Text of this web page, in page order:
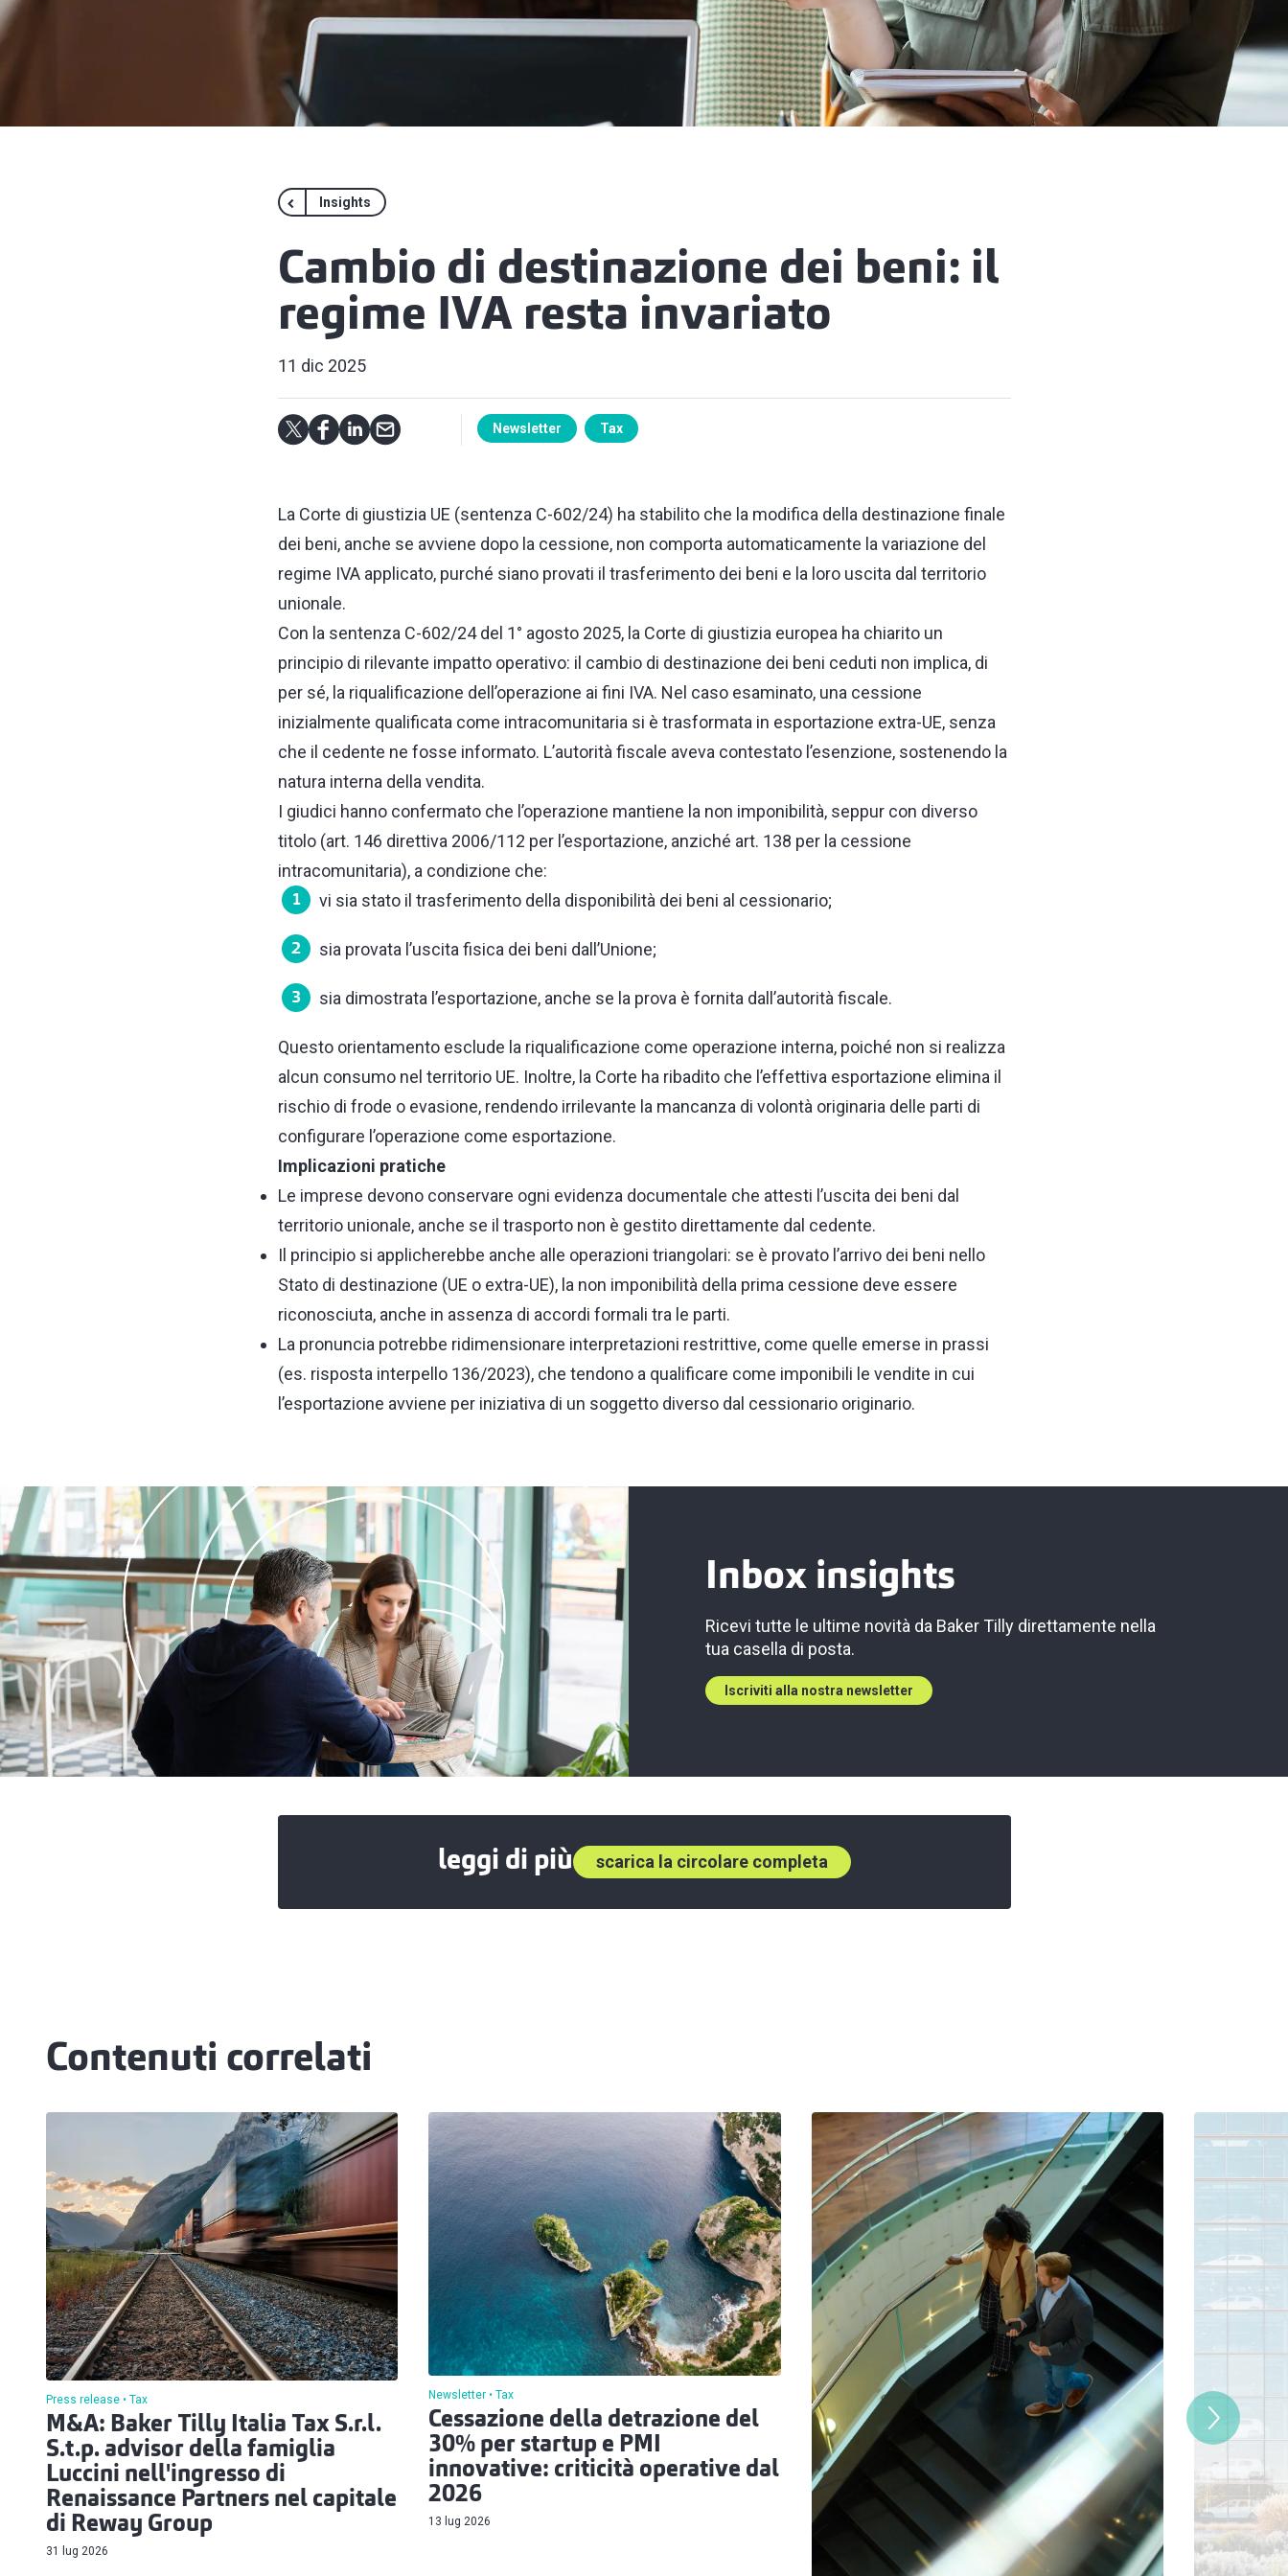
Insights
Cambio di destinazione dei beni: il
regime IVA resta invariato
11 dic 2025
Newsletter Tax
La Corte di giustizia UE (sentenza C-602/24) ha stabilito che la modifica della destinazione finale
dei beni, anche se avviene dopo la cessione, non comporta automaticamente la variazione del
regime IVA applicato, purché siano provati il trasferimento dei beni e la loro uscita dal territorio
unionale.
Con la sentenza C-602/24 del 1° agosto 2025, la Corte di giustizia europea ha chiarito un
principio di rilevante impatto operativo: il cambio di destinazione dei beni ceduti non implica, di
per sé, la riqualificazione dell’operazione ai fini IVA. Nel caso esaminato, una cessione
inizialmente qualificata come intracomunitaria si è trasformata in esportazione extra-UE, senza
che il cedente ne fosse informato. L’autorità fiscale aveva contestato l’esenzione, sostenendo la
natura interna della vendita.
I giudici hanno confermato che l’operazione mantiene la non imponibilità, seppur con diverso
titolo (art. 146 direttiva 2006/112 per l’esportazione, anziché art. 138 per la cessione
intracomunitaria), a condizione che:
vi sia stato il trasferimento della disponibilità dei beni al cessionario;
sia provata l’uscita fisica dei beni dall’Unione;
sia dimostrata l’esportazione, anche se la prova è fornita dall’autorità fiscale.
Questo orientamento esclude la riqualificazione come operazione interna, poiché non si realizza
alcun consumo nel territorio UE. Inoltre, la Corte ha ribadito che l’effettiva esportazione elimina il
rischio di frode o evasione, rendendo irrilevante la mancanza di volontà originaria delle parti di
configurare l’operazione come esportazione.
Implicazioni pratiche
Le imprese devono conservare ogni evidenza documentale che attesti l’uscita dei beni dal
territorio unionale, anche se il trasporto non è gestito direttamente dal cedente.
Il principio si applicherebbe anche alle operazioni triangolari: se è provato l’arrivo dei beni nello
Stato di destinazione (UE o extra-UE), la non imponibilità della prima cessione deve essere
riconosciuta, anche in assenza di accordi formali tra le parti.
La pronuncia potrebbe ridimensionare interpretazioni restrittive, come quelle emerse in prassi
(es. risposta interpello 136/2023), che tendono a qualificare come imponibili le vendite in cui
l’esportazione avviene per iniziativa di un soggetto diverso dal cessionario originario.
Inbox insights
Ricevi tutte le ultime novità da Baker Tilly direttamente nella
tua casella di posta.
Iscriviti alla nostra newsletter
leggi di più scarica la circolare completa
Contenuti correlati
Press release Tax
M&A: Baker Tilly Italia Tax S.r.l.
S.t.p. advisor della famiglia
Luccini nell'ingresso di
Renaissance Partners nel capitale
di Reway Group
31 lug 2026
Newsletter Tax
Cessazione della detrazione del
30% per startup e PMI
innovative: criticità operative dal
2026
13 lug 2026